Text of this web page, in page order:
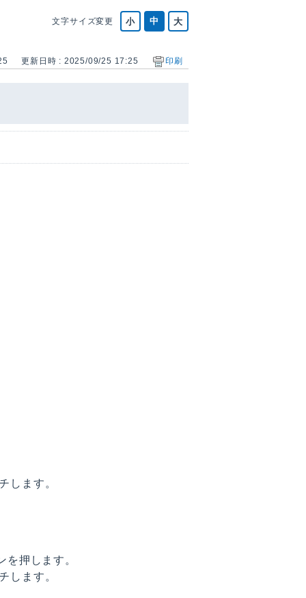
文字サイズ変更
更新日時 : 2025/09/25 17:25 印刷
します。
押します。
します。